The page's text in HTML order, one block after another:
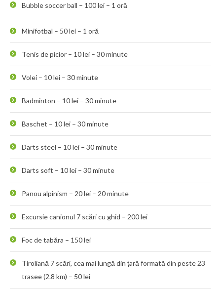
Bubble soccer ball – 100 lei – 1 oră
Minifotbal – 50 lei – 1 oră
Tenis de picior – 10 lei – 30 minute
Volei – 10 lei – 30 minute
Badminton – 10 lei – 30 minute
Baschet – 10 lei – 30 minute
Darts steel – 10 lei – 30 minute
Darts soft – 10 lei – 30 minute
Panou alpinism – 20 lei – 20 minute
Excursie canionul 7 scări cu ghid – 200 lei
Foc de tabăra – 150 lei
Tiroliană 7 scări, cea mai lungă din țară formată din peste 23
trasee (2.8 km) – 50 lei